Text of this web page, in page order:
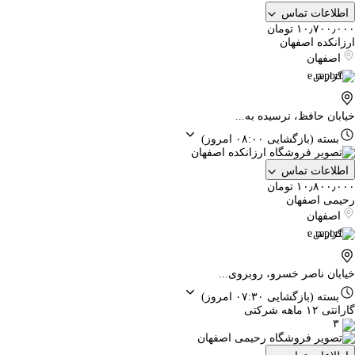
اطلاعات تماس
۱۰٫۷۰۰٫۰۰۰ تومان
ارزانکده اصفهان
اصفهان
گزارش
خیابان حافظ، نرسیده به...
بسته (بازگشایی ۰۸:۰۰ امروز)
اطلاعات تماس
۱۰٫۸۰۰٫۰۰۰ تومان
رحیمی اصفهان
اصفهان
گزارش
خیابان ناصر خسرو، روبروی...
بسته (بازگشایی ۰۷:۳۰ امروز)
گارانتی ۱۲ ماهه شرکتی
۳